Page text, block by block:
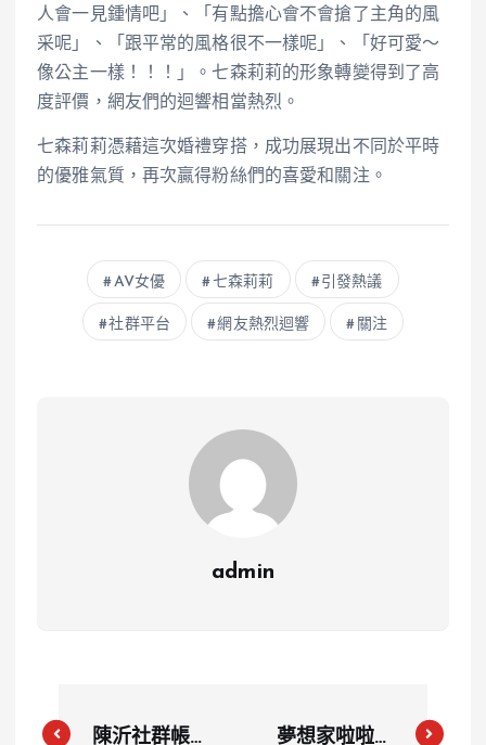
人會一見鍾情吧」、「有點擔心會不會搶了主角的風
采呢」、「跟平常的風格很不一樣呢」、「好可愛～
像公主一樣！！！」。七森莉莉的形象轉變得到了高
度評價，網友們的迴響相當熱烈。
七森莉莉憑藉這次婚禮穿搭，成功展現出不同於平時
的優雅氣質，再次贏得粉絲們的喜愛和關注。
AV女優 七森莉莉 引發熱議
社群平台 網友熱烈迴響 關注
admin
陳沂社群帳號 夢想家啦啦隊